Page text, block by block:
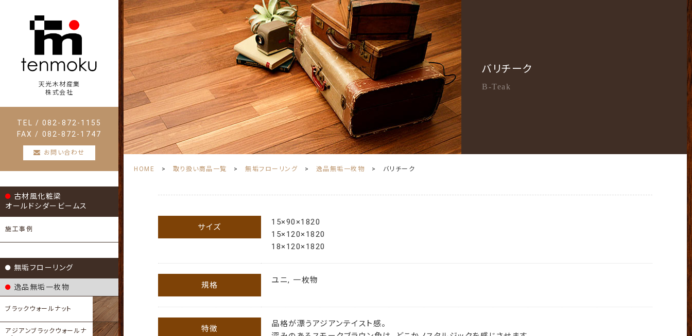
天光木材産業
株式会社
TEL / 082-872-1155
FAX / 082-872-1747
お問い合わせ
古材風化粧梁
オールドシダービームス
施工事例
無垢フローリング
逸品無垢一枚物
ブラックウォールナット
アジアンブラックウォールナ
バリチーク
B-Teak
HOME 取り扱い商品一覧 無垢フローリング 逸品無垢一枚物 バリチーク
サイズ
15×90×1820
15×120×1820
18×120×1820
規格
ユニ, 一枚物
特徴
品格が漂うアジアンテイスト感。